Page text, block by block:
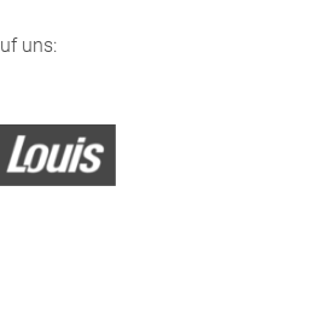
uns: